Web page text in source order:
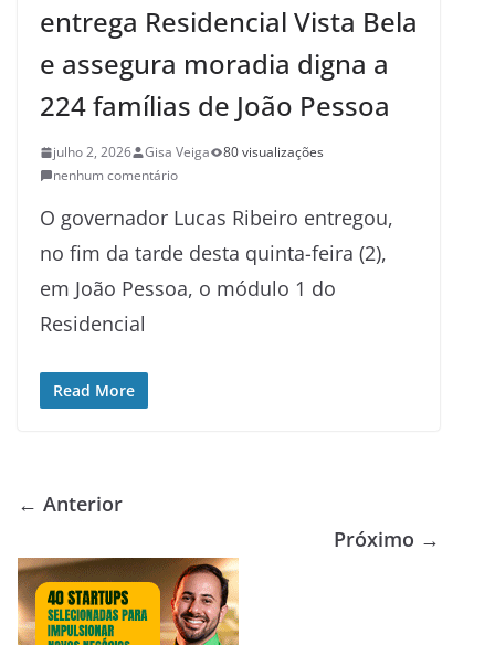
entrega Residencial Vista Bela
e assegura moradia digna a
224 famílias de João Pessoa
julho 2, 2026 Gisa Veiga
80 visualizações
nenhum comentário
O governador Lucas Ribeiro entregou,
no fim da tarde desta quinta-feira (2),
em João Pessoa, o módulo 1 do
Residencial
Read More
← Anterior
Próximo →